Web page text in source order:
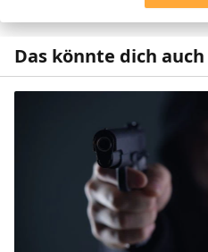
Das könnte dich